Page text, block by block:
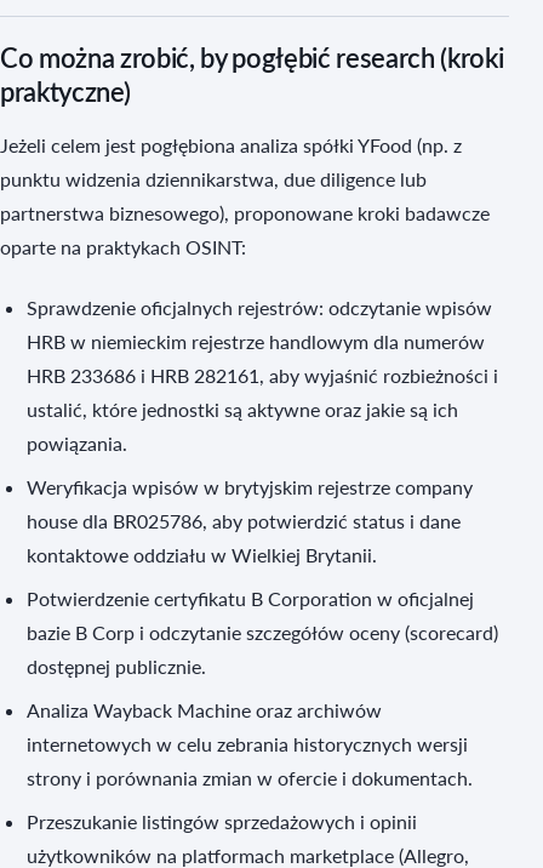
Co można zrobić, by pogłębić research (kroki
praktyczne)
Jeżeli celem jest pogłębiona analiza spółki YFood (np. z
punktu widzenia dziennikarstwa, due diligence lub
partnerstwa biznesowego), proponowane kroki badawcze
oparte na praktykach OSINT:
Sprawdzenie oficjalnych rejestrów: odczytanie wpisów
HRB w niemieckim rejestrze handlowym dla numerów
HRB 233686 i HRB 282161, aby wyjaśnić rozbieżności i
ustalić, które jednostki są aktywne oraz jakie są ich
powiązania.
Weryfikacja wpisów w brytyjskim rejestrze company
house dla BR025786, aby potwierdzić status i dane
kontaktowe oddziału w Wielkiej Brytanii.
Potwierdzenie certyfikatu B Corporation w oficjalnej
bazie B Corp i odczytanie szczegółów oceny (scorecard)
dostępnej publicznie.
Analiza Wayback Machine oraz archiwów
internetowych w celu zebrania historycznych wersji
strony i porównania zmian w ofercie i dokumentach.
Przeszukanie listingów sprzedażowych i opinii
użytkowników na platformach marketplace (Allegro,